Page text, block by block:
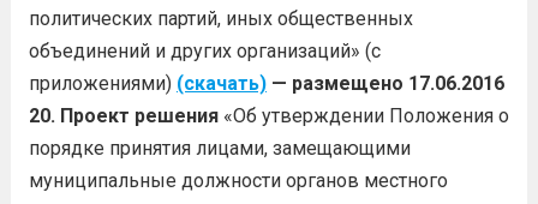
политических партий, иных общественных
объединений и других организаций» (с
приложениями) (скачать)— размещено 17.06.2016
20. Проект решения«Об утверждении Положения о
порядке принятия лицами, замещающими
муниципальные должности органов местного